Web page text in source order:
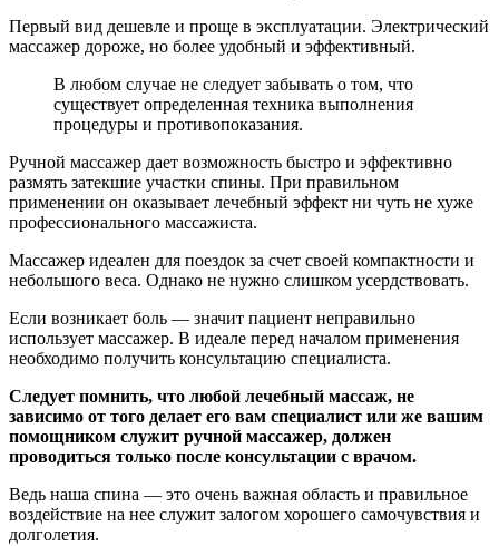
Первый вид дешевле и проще в эксплуатации. Электрический
массажер дороже, но более удобный и эффективный.
В любом случае не следует забывать о том, что
существует определенная техника выполнения
процедуры и противопоказания.
Ручной массажер дает возможность быстро и эффективно
размять затекшие участки спины. При правильном
применении он оказывает лечебный эффект ни чуть не хуже
профессионального массажиста.
Массажер идеален для поездок за счет своей компактности и
небольшого веса. Однако не нужно слишком усердствовать.
Если возникает боль — значит пациент неправильно
использует массажер. В идеале перед началом применения
необходимо получить консультацию специалиста.
Следует помнить, что любой лечебный массаж, не
зависимо от того делает его вам специалист или же вашим
помощником служит ручной массажер, должен
проводиться только после консультации с врачом.
Ведь наша спина — это очень важная область и правильное
воздействие на нее служит залогом хорошего самочувствия и
долголетия.